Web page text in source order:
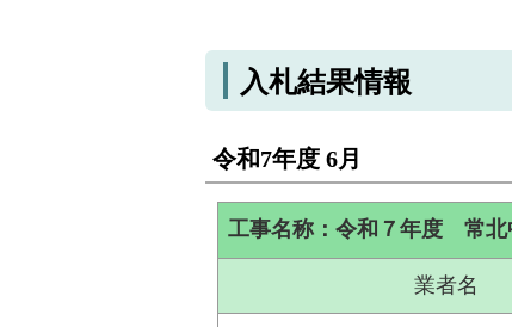
入札結果情報
令和7年度 6月
工事名称：令和７年度 常北
業者名